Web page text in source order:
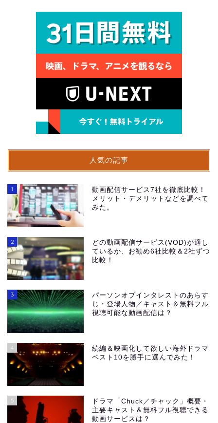
人気の記事
1
動画配信サービス7社を徹底比較！
メリット・デメリットなどを調べて
みた。
2
どの動画配信サービス(VOD)が適し
ているか、お勧め6社比較＆2社ずつ
比較！
3
パーソンオブインタレストのあらす
じ・登場人物／キャスト＆無料フル
視聴可能な動画配信は？
4
続編＆映画化して欲しい海外ドラマ
ベスト10を勝手に選んでみた！
5
ドラマ「Chuck／チャック」概要・
主要キャスト＆無料フル視聴できる
動画サービスは？